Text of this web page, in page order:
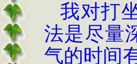
我对打
法是尽量
气的时间